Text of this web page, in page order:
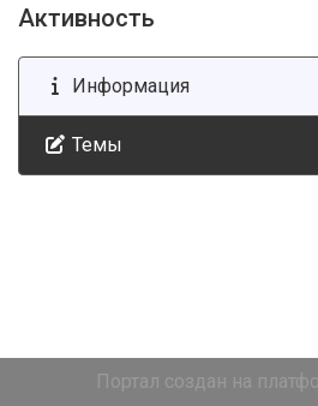
Активность
Информация
Темы
Портал создан на